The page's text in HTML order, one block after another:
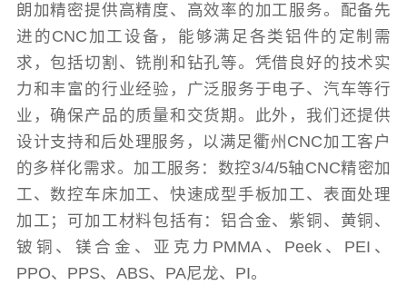
朗加精密提供高精度、高效率的加工服务。配备先
进的CNC加工设备，能够满足各类铝件的定制需
求，包括切割、铣削和钻孔等。凭借良好的技术实
力和丰富的行业经验，广泛服务于电子、汽车等行
业，确保产品的质量和交货期。此外，我们还提供
设计支持和后处理服务，以满足衢州CNC加工客户
的多样化需求。加工服务：数控3/4/5轴CNC精密加
工、数控车床加工、快速成型手板加工、表面处理
加工；可加工材料包括有：铝合金、紫铜、黄铜、
铍铜、镁合金、亚克力PMMA、Peek、PEI、
PPO、PPS、ABS、PA尼龙、PI。